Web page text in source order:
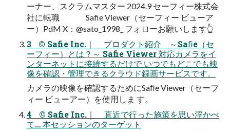
ーナー、スクラムマスター 2024.9 セーフィー株式会
社に転職 Safie Viewer（セーフィー ビューア
ー）PdM X：@sato_1998_ フォローお願いします👆
3 © Safie Inc.｜ プロダクト紹介 ～Saﬁe（セ
ーフィー）とは？～ Safie Viewer 対応カメラをイ
ンターネットに接続するだけで いつでもどこでも映
像を確認・管理できるクラウド録画サービスです。
カメラの映像を確認するためにSaﬁe Viewer（セーフ
ィー ビューアー）を使用しま す。
4 © Safie Inc.｜ 直近で行った施策を思い浮かべ
て… 本セッションのターゲット